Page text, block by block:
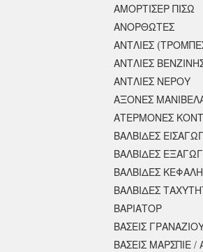
ΑΜΟΡΤΙΣΕΡ ΠΙΣΩ
ΑΝΟΡΘΩΤΕΣ
ΑΝΤΛΙΕΣ
ΑΝΤΛΙΕΣ
ΑΝΤΛΙΕΣ ΝΕΡΟΥ
ΑΞΟΝΕΣ
ΑΤΕΡΜΟΝΕΣ
ΒΑΛΒΙΔΕΣ
ΒΑΛΒΙΔΕΣ
ΒΑΛΒΙΔΕΣ
ΒΑΛΒΙΔΕΣ
ΒΑΡΙΑΤΟΡ
ΒΑΣΕΙΣ
ΒΑΣΕΙΣ ΜΑΡΣΠΙΕ